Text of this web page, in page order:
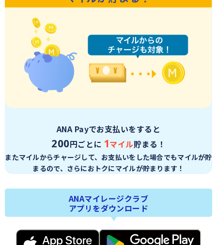
ANA Payでお支払いをすると
200円ごとに 1マイル貯まる！
またマイルからチャージして、お支払いをした場合でもマイルが貯
まるので、 さらにおトクにマイルが貯まります！
ANAマイレージクラブ
アプリをダウンロード